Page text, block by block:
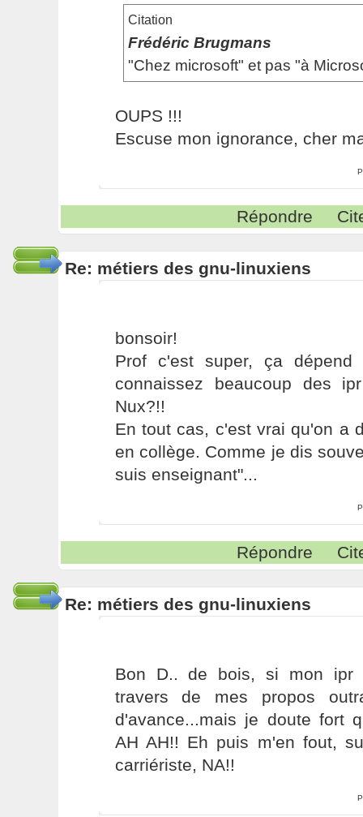
Citation
Frédéric Brugmans
"Chez microsoft" et pas "à
OUPS !!!
Escuse mon ignorance, cher
Répondre
Re: métiers des gnu-linuxiens
bonsoir!
Prof c'est super, ça
connaissez beaucoup des
Nux?!!
En tout cas, c'est vrai qu'on a
en collège. Comme je dis
suis enseignant"...
Répondre
Re: métiers des gnu-linuxiens
Bon D.. de bois, si mon ipr
travers de mes propos
d'avance...mais je doute fort
AH AH!! Eh puis m'en fout,
carriériste, NA!!